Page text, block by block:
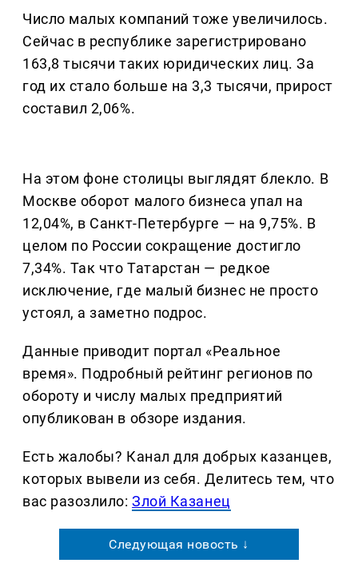
Число малых компаний тоже увеличилось.
Сейчас в республике зарегистрировано
163,8 тысячи таких юридических лиц. За
год их стало больше на 3,3 тысячи, прирост
составил 2,06%.
На этом фоне столицы выглядят блекло. В
Москве оборот малого бизнеса упал на
12,04%, в Санкт-Петербурге — на 9,75%. В
целом по России сокращение достигло
7,34%. Так что Татарстан — редкое
исключение, где малый бизнес не просто
устоял, а заметно подрос.
Данные приводит портал «Реальное
время». Подробный рейтинг регионов по
обороту и числу малых предприятий
опубликован в обзоре издания.
Есть жалобы? Канал для добрых казанцев,
которых вывели из себя. Делитеcь тем, что
вас разозлило:Злой Казанец
Следующая новость ↓